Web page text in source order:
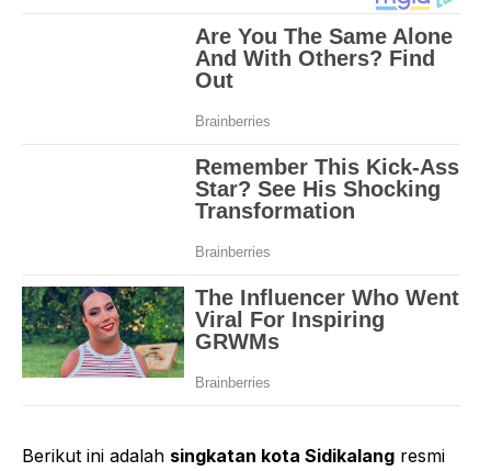
Berikut ini adalah singkatan kota Sidikalang resmi